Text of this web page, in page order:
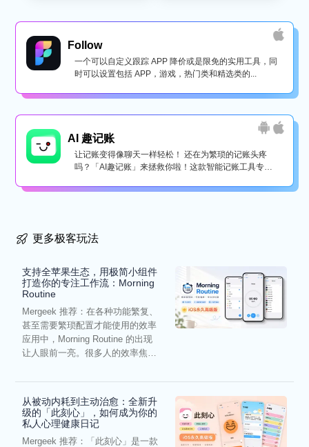
Follow
一个可以自定义跟踪 APP 降价或是限免的实用工具，同
时可以设置包括 APP，游戏，热门类和精选类的...
AI 趣记账
让记账变得像聊天一样轻松！ 还在为繁琐的记账头疼
吗？「AI趣记账」来拯救你啦！这款智能记账工具专为
更多极客玩法
支持全苹果生态，用极简小组件
打造你的专注工作流：Morning
Routine
Mergeek 推荐：在各种功能繁复、
甚至需要繁琐配置才能使用的效率
应用中，Morning Routine 的出现
让人眼前一亮。很多人的效率焦
从被动内耗到主动治愈：全新升
级的「此刻心」，如何成为你的
私人心理健康日记
Mergeek 推荐：「此刻心」是一款